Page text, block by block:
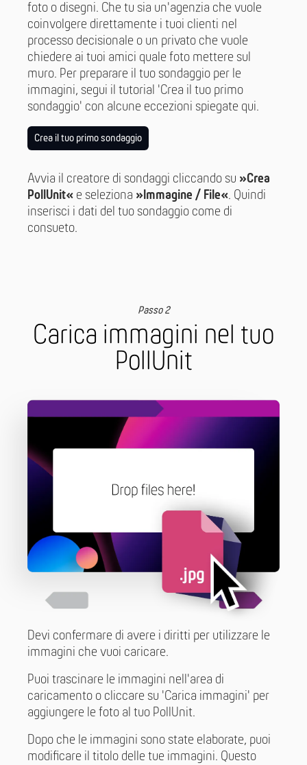
foto o disegni. Che tu sia un'agenzia che vuole
coinvolgere direttamente i tuoi clienti nel
processo decisionale o un privato che vuole
chiedere ai tuoi amici quale foto mettere sul
muro. Per preparare il tuo sondaggio per le
immagini, segui il tutorial 'Crea il tuo primo
sondaggio' con alcune eccezioni spiegate qui.
Crea il tuo primo sondaggio
Avvia il creatore di sondaggi cliccando su »Crea
PollUnit« e seleziona »Immagine / File«. Quindi
inserisci i dati del tuo sondaggio come di
consueto.
Passo 2
Carica immagini nel tuo
PollUnit
Devi confermare di avere i diritti per utilizzare le
immagini che vuoi caricare.
Puoi trascinare le immagini nell'area di
caricamento o cliccare su 'Carica immagini' per
aggiungere le foto al tuo PollUnit.
Dopo che le immagini sono state elaborate, puoi
modificare il titolo delle tue immagini. Questo